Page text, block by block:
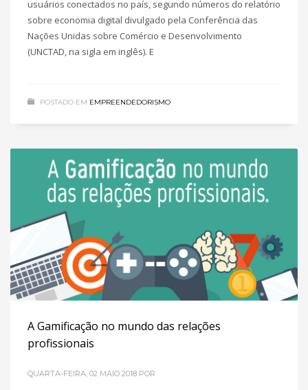
usuários conectados no país, segundo números do relatório
sobre economia digital divulgado pela Conferência das
Nações Unidas sobre Comércio e Desenvolvimento
(UNCTAD, na sigla em inglês). E
POSTADO EM EMPREENDEDORISMO
A Gamificação no mundo das relações
profissionais
QUARTA-FEIRA, 02 MAIO 2018 POR